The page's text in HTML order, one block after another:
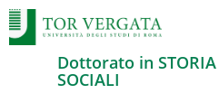
Dottorato in STORIA
SOCIALI